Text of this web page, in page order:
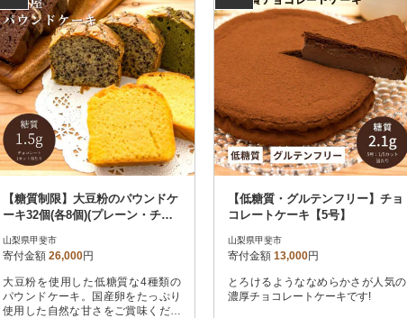
【糖質制限】大豆粉のパウンドケ
ーキ32個(各8個)(プレーン・チョ
山梨県甲斐市
寄付金額 26,000円
大豆粉を使用した低糖質な4種類の
パウンドケーキ。国産卵をたっぷり
使用した自然な甘さをご賞味くださ
【低糖質・グルテンフリー】チョ
コレートケーキ【5号】
山梨県甲斐市
寄付金額 13,000円
とろけるようななめらかさが人気の
濃厚チョコレートケーキです!